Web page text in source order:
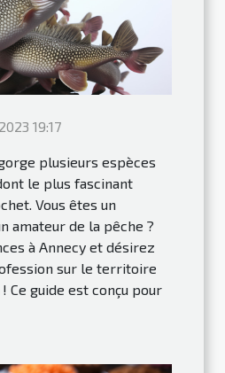
19:17
plusieurs espèces
le plus fascinant
Vous êtes un
amateur de la pêche ?
à Annecy et désirez
sur le territoire
! Ce guide est conçu pour